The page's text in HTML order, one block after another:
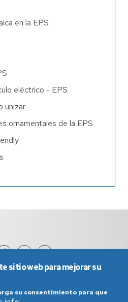
en la EPS
eléctrico - EPS
unizar
ornamentales de la EPS
sitio web para mejorar su
su consentimiento para que